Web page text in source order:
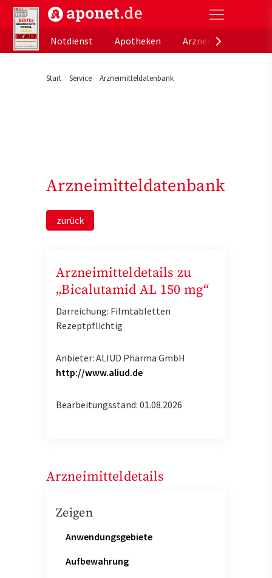
aponet.de - Das offizielle Gesundheitsportal der
Notdienst
Apotheken
Start Service Arzneimitteldatenbank
Arzneimitteldatenbank
zurück
Arzneimitteldetails zu
„Bicalutamid AL 150 mg“
Darreichung: Filmtabletten
Rezeptpflichtig
Anbieter: ALIUD Pharma GmbH
http://www.aliud.de
Bearbeitungsstand: 01.08.2026
Arzneimitteldetails
Zeigen
Anwendungsgebiete
Aufbewahrung